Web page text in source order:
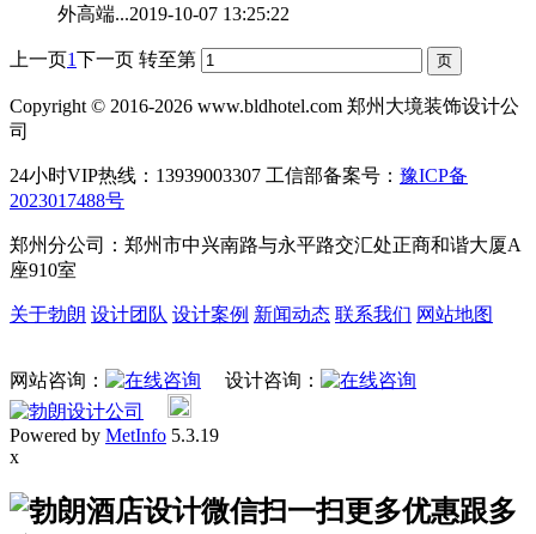
外高端...2019-10-07 13:25:22
上一页1下一页 转至第
Copyright © 2016-2026 www.bldhotel.com 郑州大境装饰设计公
司
24小时VIP热线：13939003307 工信部备案号： 豫ICP备
2023017488号
郑州分公司：郑州市中兴南路与永平路交汇处正商和谐大厦A
座910室
关于勃朗 设计团队 设计案例 新闻动态 联系我们 网站地图
网站咨询： 设计咨询：
Powered by MetInfo 5.3.19
x
扫一扫更多优惠跟多